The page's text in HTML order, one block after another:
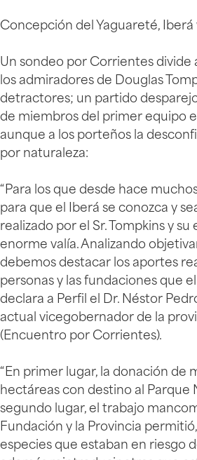
Concepción del Yaguareté, Iberá
Un sondeo por Corrientes divide
los admiradores de Douglas
detractores; un partido
de miembros del primer equipo
aunque a los porteños la
por naturaleza:
“Para los que desde hace
para que el Iberá se conozca y
realizado por el Sr. Tompkins y su
enorme valía. Analizando
debemos destacar los aportes
personas y las fundaciones que
declara a Perfil el Dr. Néstor
actual vicegobernador de la
(Encuentro por Corrientes).
“En primer lugar, la donación de
hectáreas con destino al Parque
segundo lugar, el trabajo
Fundación y la Provincia
especies que estaban en riesgo